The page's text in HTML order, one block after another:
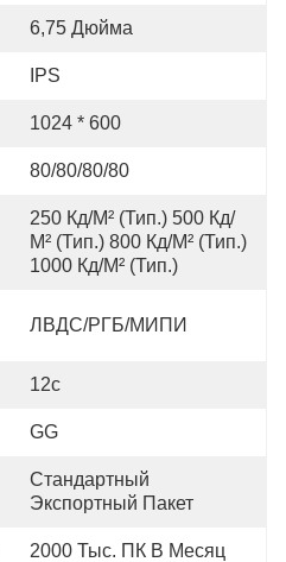
6,75 Дюйма
IPS
1024 * 600
80/80/80/80
250 Кд/м² (тип.) 500 Кд/
М² (тип.) 800 Кд/м² (тип.)
1000 Кд/м² (тип.)
ЛВДС/РГБ/МИПИ
12с
GG
Стандартный
Экспортный Пакет
2000 Тыс. ПК В Месяц